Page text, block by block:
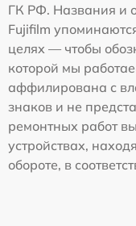
ГК РФ. Названия и
Fujifilm
целях — чтобы
которой мы
аффилирована с
знаков и не
ремонтных работ
устройствах,
обороте, в